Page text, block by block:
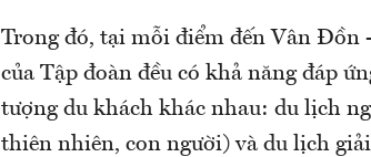
Trong đó, tại mỗi điểm đến Vân
của Tập đoàn đều có khả năng đáp
tượng du khách khác nhau: du lịch
thiên nhiên, con người) và du lịch